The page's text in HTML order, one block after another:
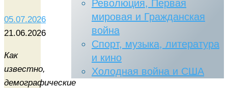
05.07.2026
21.06.2026
Как
известно,
демографические
Революция, Первая
мировая и Гражданская
война
Спорт, музыка, литература
и кино
Холодная война и США